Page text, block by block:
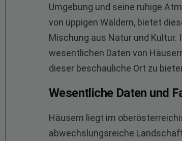
Umgebung und seine ruhige
von üppigen Wäldern, bietet
Mischung aus Natur und Kultur.
wesentlichen Daten von
dieser beschauliche Ort zu
Wesentliche Daten und
Häusern liegt im
abwechslungsreiche